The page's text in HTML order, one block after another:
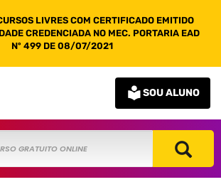
LIVRES COM CERTIFICADO EMITIDO
CREDENCIADA NO MEC. PORTARIA EAD
Nº 499 DE 08/07/2021
SOU ALUNO